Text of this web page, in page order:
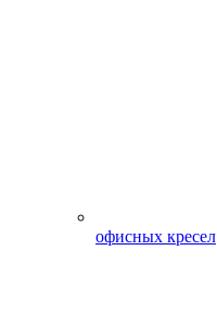
офисных кресел